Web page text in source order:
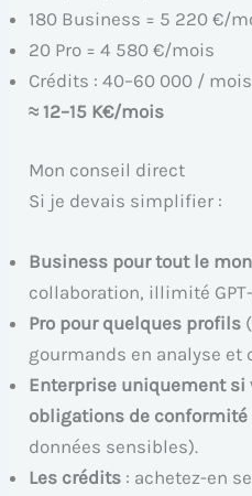
180 Business = 5 220 €/
20 Pro = 4 580 €/mois
Crédits : 40–60 000 / mois
≈ 12–15 K€/mois
Mon conseil direct
Si je devais simplifier :
Business pour tout le
collaboration, illimité
Pro pour quelques profils
gourmands en analyse et
Enterprise uniquement si
obligations de conformité
données sensibles).
Les crédits : achetez-en